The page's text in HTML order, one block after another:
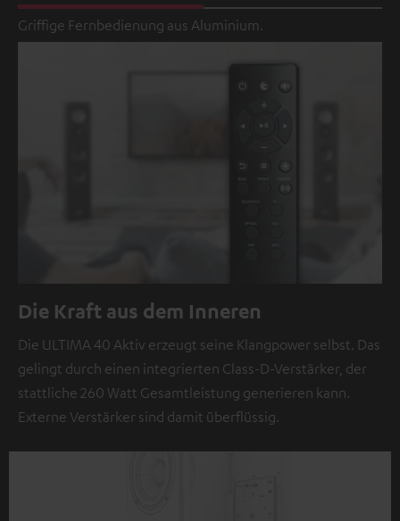
Griffige Fernbedienung aus Aluminium.
Die Kraft aus dem Inneren
Die ULTIMA 40 Aktiv erzeugt seine Klangpower selbst. Das
gelingt durch einen integrierten Class-D-Verstärker, der
stattliche 260 Watt Gesamtleistung generieren kann.
Externe Verstärker sind damit überflüssig.